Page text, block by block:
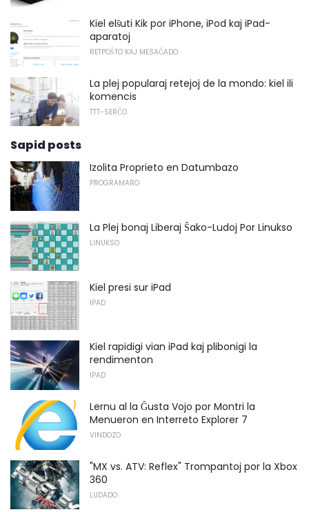
Kiel elŝuti Kik por iPhone, iPod kaj iPad-
aparatoj
RETPOŜTO KAJ MESAĜADO
La plej popularaj retejoj de la mondo: kiel ili
komencis
TTT-SERĈO
Sapid posts
Izolita Proprieto en Datumbazo
PROGRAMARO
La Plej bonaj Liberaj Ŝako-Ludoj Por Linukso
LINUKSO
Kiel presi sur iPad
IPAD
Kiel rapidigi vian iPad kaj plibonigi la
rendimenton
IPAD
Lernu al la Ĝusta Vojo por Montri la
Menueron en Interreto Explorer 7
VINDOZO
"MX vs. ATV: Reflex" Trompantoj por la Xbox
360
LUDADO